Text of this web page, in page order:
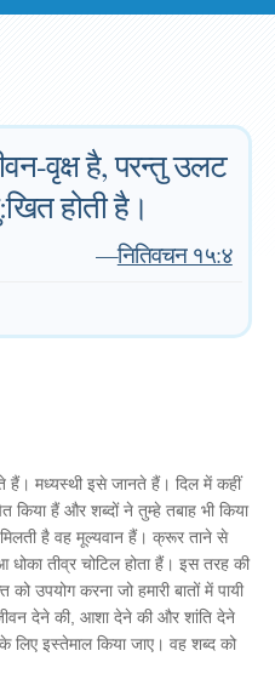
वृक्ष है, परन्तु उलट
होती है।
—नितिवचन १५:४
हैं। मध्यस्थी इसे जानते हैं। दिल में कहीं
किया हैं और शब्दों ने तुम्हे तबाह भी किया
है वह मूल्यवान हैं। क्रूर ताने से
धोका तीव्र चोटिल होता हैं। इस तरह की
उपयोग करना जो हमारी बातों में पायी
देने की, आशा देने की और शांति देने
इस्तेमाल किया जाए। वह शब्द को